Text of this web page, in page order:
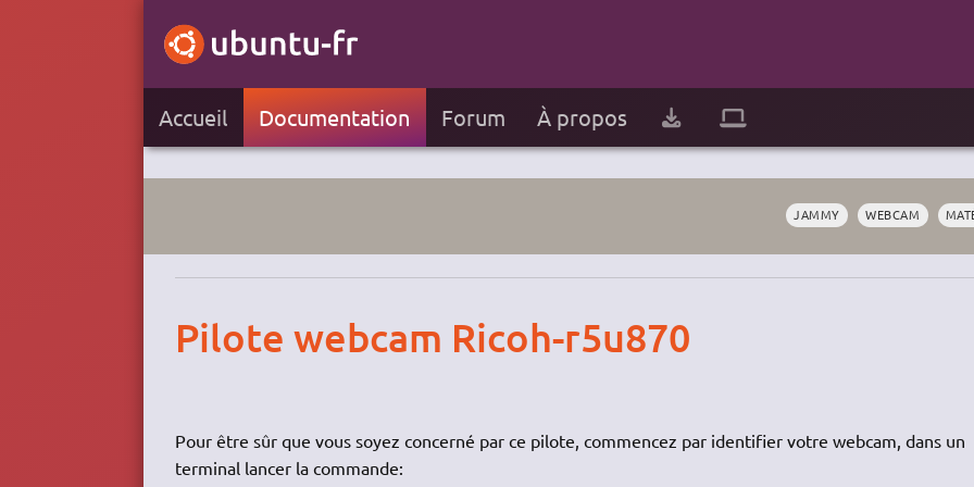
Accueil Documentation Forum À propos
JAMMY WEBCAM
Pilote webcam Ricoh-r5u870
Pour être sûr que vous soyez concerné par ce pilote, commencez par identifier votre webcam, dans un
terminal lancer la commande: